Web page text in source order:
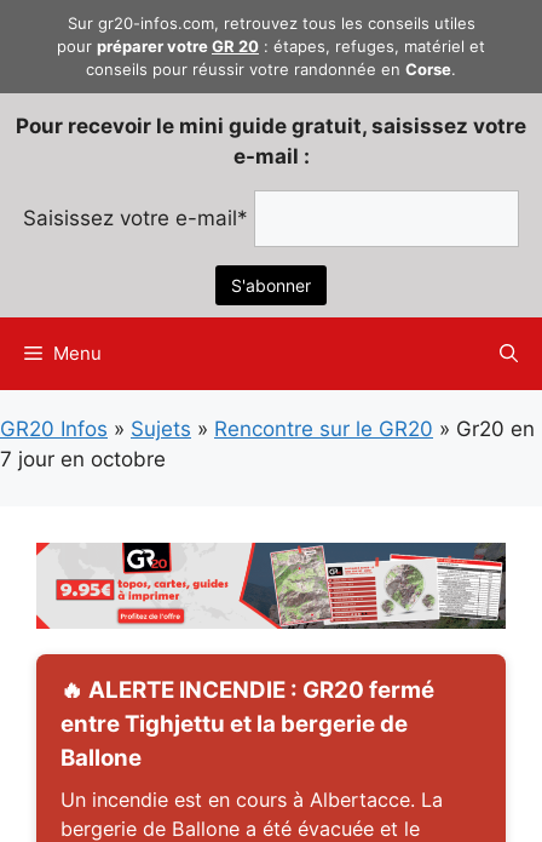
Sur gr20-infos.com, retrouvez tous les conseils utiles
pour préparer votreGR 20 : étapes, refuges, matériel et
conseils pour réussir votre randonnée en Corse.
Pour recevoir le mini guide gratuit, saisissez votre
e-mail :
Saisissez votre e-mail*
Menu
GR20 Infos » Sujets » Rencontre sur le GR20 » Gr20 en
7 jour en octobre
🔥 ALERTE INCENDIE : GR20 fermé
entre Tighjettu et la bergerie de
Ballone
Un incendie est en cours à Albertacce. La
bergerie de Ballone a été évacuée et le